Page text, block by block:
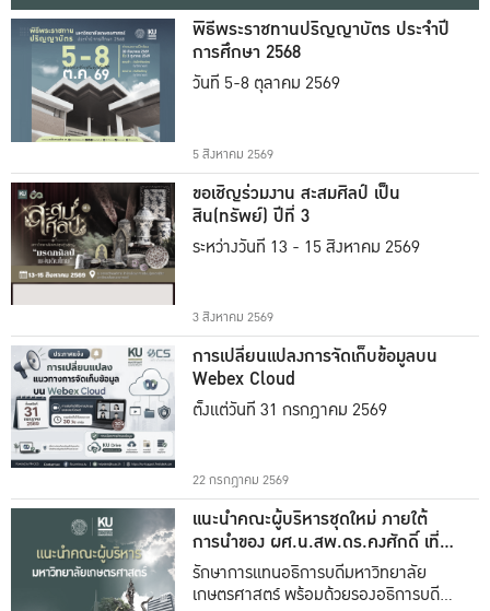
พิธีพระราชทานปริญญาบัตร ประจำปี
การศึกษา 2568
วันที่ 5-8 ตุลาคม 2569
5 สิงหาคม 2569
ขอเชิญร่วมงาน สะสมศิลป์ เป็น
สิน(ทรัพย์) ปีที่ 3
ระหว่างวันที่ 13 - 15 สิงหาคม 2569
3 สิงหาคม 2569
การเปลี่ยนแปลงการจัดเก็บข้อมูลบน
Webex Cloud
ตั้งแต่วันที่ 31 กรกฎาคม 2569
22 กรกฎาคม 2569
แนะนำคณะผู้บริหารชุดใหม่ ภายใต้
การนำของ ผศ.น.สพ.ดร.คงศักดิ์ เที่ยง
ธรรม
รักษาการแทนอธิการบดีมหาวิทยาลัย
เกษตรศาสตร์ พร้อมด้วยรองอธิการบดีทั้ง